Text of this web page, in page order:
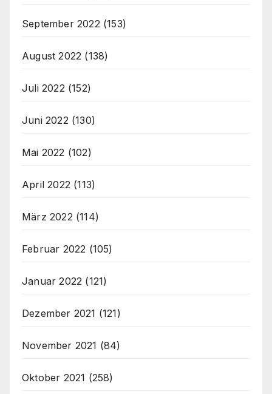
September 2022 (153)
August 2022 (138)
Juli 2022 (152)
Juni 2022 (130)
Mai 2022 (102)
April 2022 (113)
März 2022 (114)
Februar 2022 (105)
Januar 2022 (121)
Dezember 2021 (121)
November 2021 (84)
Oktober 2021 (258)